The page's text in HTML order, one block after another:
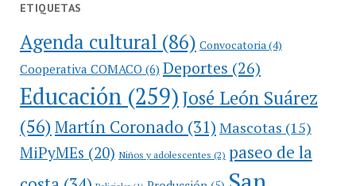
ETIQUETAS
Agenda cultural (86) Convocatoria (4)
Cooperativa COMACO(6) Deportes (26)
Educación(259)José León Suárez
(56)Martín Coronado (31) Mascotas (15)
MiPyMEs (20) Niños y adolescentes (2) paseo de la